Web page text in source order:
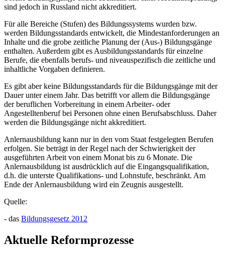
sind jedoch in Russland nicht akkreditiert.
Für alle Bereiche (Stufen) des Bildungssystems wurden bzw.
werden Bildungsstandards entwickelt, die Mindestanforderungen an
Inhalte und die grobe zeitliche Planung der (Aus-) Bildungsgänge
enthalten. Außerdem gibt es Ausbildungsstandards für einzelne
Berufe, die ebenfalls berufs- und niveauspezifisch die zeitliche und
inhaltliche Vorgaben definieren.
Es gibt aber keine Bildungsstandards für die Bildungsgänge mit der
Dauer unter einem Jahr. Das betrifft vor allem die Bildungsgänge
der beruflichen Vorbereitung in einem Arbeiter- oder
Angestelltenberuf bei Personen ohne einen Berufsabschluss. Daher
werden die Bildungsgänge nicht akkreditiert.
Anlernausbildung kann nur in den vom Staat festgelegten Berufen
erfolgen. Sie beträgt in der Regel nach der Schwierigkeit der
ausgeführten Arbeit von einem Monat bis zu 6 Monate. Die
Anlernausbildung ist ausdrücklich auf die Eingangsqualifikation,
d.h. die unterste Qualifikations- und Lohnstufe, beschränkt. Am
Ende der Anlernausbildung wird ein Zeugnis ausgestellt.
Quelle:
- das Bildungsgesetz 2012
Aktuelle Reformprozesse